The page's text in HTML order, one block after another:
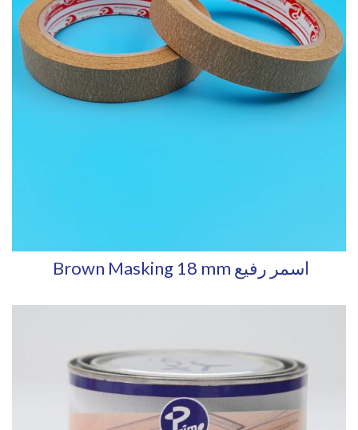
Brown Masking 18 mm اسمر رفيع